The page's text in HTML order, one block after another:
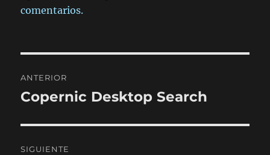
comentarios.
de
ANTERIOR
Entrada
Copernic Desktop Search
SIGUIENTE